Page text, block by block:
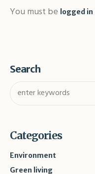
You must be logged in
Search
Categories
Environment
Green living